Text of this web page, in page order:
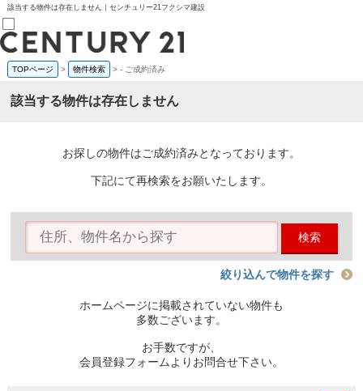
該当する物件は存在しません｜センチュリー21フクシマ建設
売買部
0120-800-844
賃貸部
会員メニュー
物件を探す
購入TOP
条件から探す
住宅ローン控除シミュレータ
TOPページ > 物件検索 >- ご成約済み
該当する物件は存在しません
お探しの物件はご成約済みとなっております。
下記にて再検索をお願いたします。
検索
絞り込んで物件を探す
ホームページに掲載されていない物件も
多数ございます。
お手数ですが、
会員登録フォームよりお問合せ下さい。